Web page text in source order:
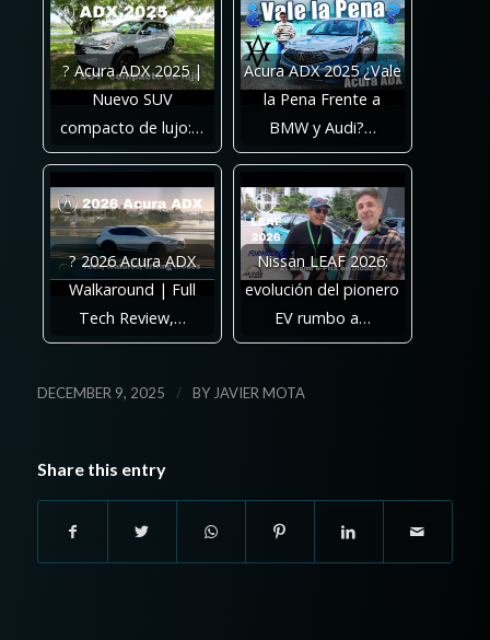
? Acura ADX 2025 |
Nuevo SUV
compacto de lujo:…
Acura ADX 2025 ¿Vale
la Pena Frente a
BMW y Audi?…
? 2026 Acura ADX
Walkaround | Full
Tech Review,…
Nissan LEAF 2026:
evolución del pionero
EV rumbo a…
DECEMBER 9, 2025 / BY JAVIER MOTA
Share this entry